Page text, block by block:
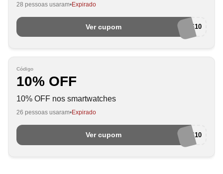
28 pessoas usaram Expirado
Ver cupom SMARTS10
Código
10% OFF
10% OFF nos smartwatches
26 pessoas usaram Expirado
Ver cupom SMARTS10